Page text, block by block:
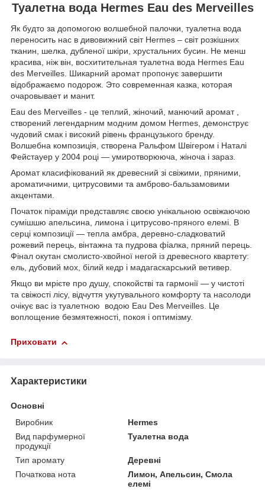
Туалетна вода Hermes Eau des Merveilles
Як будто за допомогою волшебной палочки, туалетна вода
переносить нас в дивовижний світ Hermes – світ розкішних
тканин, шелка, дубленої шкіри, хрустальних бусин. Не менш
красива, ніж він, восхитительная туалетна вода Hermes Eau
des Merveilles. Шикарний аромат пропонує завершити
відображаємо подорож. Это современная казка, которая
очаровывает и манит.
Eau des Merveilles - це теплий, жіночий, манючий аромат ,
створений легендарним модним домом Hermes, демонструє
чудовий смак і високий рівень французького бренду.
Волшебна композиція, створена Ральфом Швігером і Наталі
Фейстауер у 2004 році — умиротворююча, жіноча і зараз.
Аромат класифікований як древесний зі свіжими, пряними,
ароматичними, цитрусовими та амброво-бальзамовими
акцентами.
Початок піраміди представляє своєю унікальною освіжаючою
сумішшю апельсина, лимона і цитрусово-пряного елемі. В
серці композиції — тепла амбра, деревно-сладковатий
рожевий перець, вінтажна та пудрова фіалка, пряний перець.
Фінал окутан смолисто-хвойної негой із древесного квартету:
ель, дубовий мох, білий кедр і мадагаскарський ветивер.
Якщо ви мрієте про душу, спокойстві та гармонії — у чистоті
та свіжості лісу, відчуття укутувального комфорту та насолоди
очікує вас із туалетною водою Eau Des Merveilles. Це
воплощение безмятежності, покоя і оптимізму.
Приховати
Характеристики
Основні
Виробник
Hermes
Вид парфумерної
продукції
Туалетна вода
Тип аромату
Деревні
Початкова нота
Лимон, Апельсин, Смола
елемі